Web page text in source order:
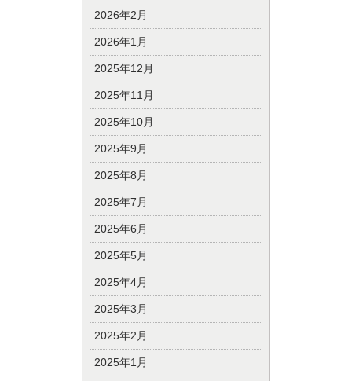
2026年2月
2026年1月
2025年12月
2025年11月
2025年10月
2025年9月
2025年8月
2025年7月
2025年6月
2025年5月
2025年4月
2025年3月
2025年2月
2025年1月